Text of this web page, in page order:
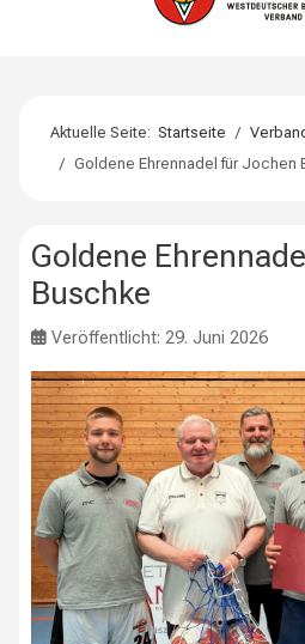
Aktuelle Seite:Startseite
Goldene Ehrennadel für Jochen
Goldene
Buschke
Veröffentlicht: 29. Juni 2026